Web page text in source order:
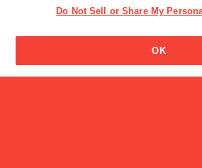
なぜカエルの貯金箱なの？
Glico
Do Not Sell or Share My
OK